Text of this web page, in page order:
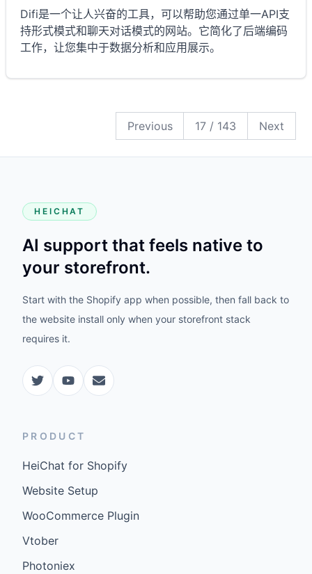
Difi是一个让人兴奋的工具，可以帮助您通过单一API支
持形式模式和聊天对话模式的网站。它简化了后端编码
工作，让您集中于数据分析和应用展示。
Previous 17 / 143 Next19
20
21
22
23
24
25
26
27
28
29
30
31
32
33
34
35
36
37
38
39
40
41
42
43
44
45
46
47
48
49
50
51
52
53
54
55
56
57
58
59
60
6162
63
64
65
66
67
68
69
70
88
89
90
91
92
93
94
95
96
97
98
99
100
101
102
103
104
105
106
107
108
109
110
111
112
113
114
115
116
117
118
119
120
121
122
123
124
125
126
127
128
129
130
131
132
133
134
135
136
137
138
139
140
141
142
143
HEICHAT
AI support that feels native to
your storefront.
Start with the Shopify app when possible, then fall back to
the website install only when your storefront stack
requires it.
PRODUCT
HeiChat for Shopify
Website Setup
WooCommerce Plugin
Vtober
Photoniex